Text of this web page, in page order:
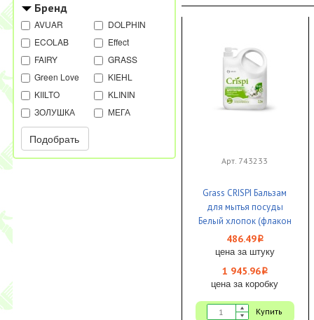
Бренд
AVUAR
DOLPHIN
ECOLAB
Effect
FAIRY
GRASS
Green Love
KIEHL
KIILTO
KLININ
ЗОЛУШКА
МЕГА
Подобрать
Арт. 743233
Grass CRISPI Бальзам
для мытья посуды
Белый хлопок (флакон
2500 мл) 1/4
486.49i
цена за штуку
1 945.96i
цена за коробку
Купить